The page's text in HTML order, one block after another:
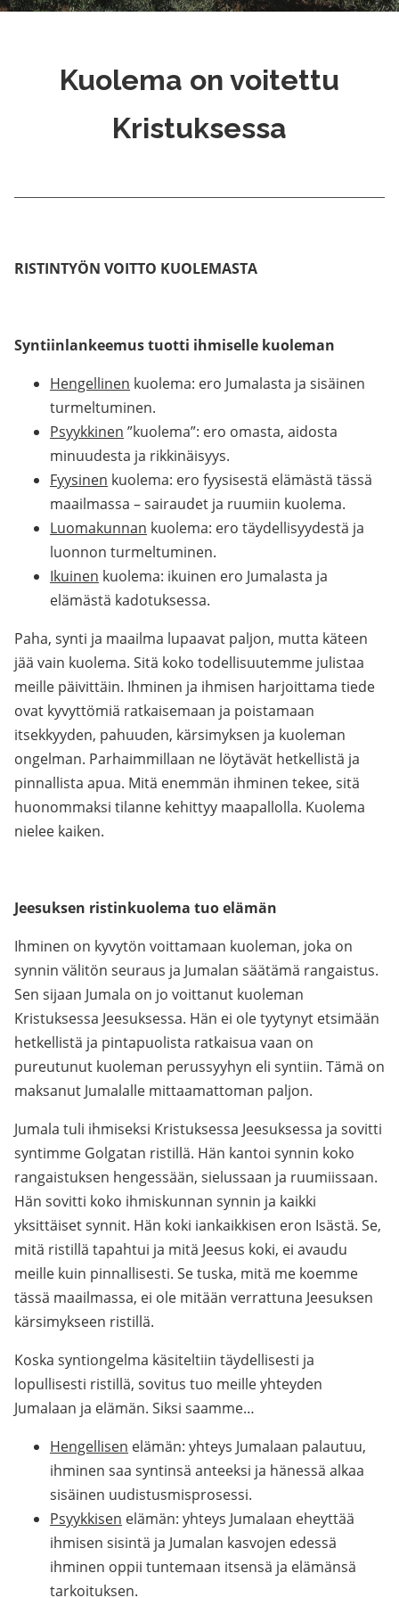
Kuolema on voitettu
Kristuksessa
RISTINTYÖN VOITTO KUOLEMASTA
Syntiinlankeemus tuotti ihmiselle kuoleman
Hengellinen kuolema: ero Jumalasta ja sisäinen
turmeltuminen.
Psyykkinen ”kuolema”: ero omasta, aidosta
minuudesta ja rikkinäisyys.
Fyysinen kuolema: ero fyysisestä elämästä tässä
maailmassa – sairaudet ja ruumiin kuolema.
Luomakunnan kuolema: ero täydellisyydestä ja
luonnon turmeltuminen.
Ikuinen kuolema: ikuinen ero Jumalasta ja
elämästä kadotuksessa.
Paha, synti ja maailma lupaavat paljon, mutta käteen
jää vain kuolema. Sitä koko todellisuutemme julistaa
meille päivittäin. Ihminen ja ihmisen harjoittama tiede
ovat kyvyttömiä ratkaisemaan ja poistamaan
itsekkyyden, pahuuden, kärsimyksen ja kuoleman
ongelman. Parhaimmillaan ne löytävät hetkellistä ja
pinnallista apua. Mitä enemmän ihminen tekee, sitä
huonommaksi tilanne kehittyy maapallolla. Kuolema
nielee kaiken.
Jeesuksen ristinkuolema tuo elämän
Ihminen on kyvytön voittamaan kuoleman, joka on
synnin välitön seuraus ja Jumalan säätämä rangaistus.
Sen sijaan Jumala on jo voittanut kuoleman
Kristuksessa Jeesuksessa. Hän ei ole tyytynyt etsimään
hetkellistä ja pintapuolista ratkaisua vaan on
pureutunut kuoleman perussyyhyn eli syntiin. Tämä on
maksanut Jumalalle mittaamattoman paljon.
Jumala tuli ihmiseksi Kristuksessa Jeesuksessa ja sovitti
syntimme Golgatan ristillä. Hän kantoi synnin koko
rangaistuksen hengessään, sielussaan ja ruumiissaan.
Hän sovitti koko ihmiskunnan synnin ja kaikki
yksittäiset synnit. Hän koki iankaikkisen eron Isästä. Se,
mitä ristillä tapahtui ja mitä Jeesus koki, ei avaudu
meille kuin pinnallisesti. Se tuska, mitä me koemme
tässä maailmassa, ei ole mitään verrattuna Jeesuksen
kärsimykseen ristillä.
Koska syntiongelma käsiteltiin täydellisesti ja
lopullisesti ristillä, sovitus tuo meille yhteyden
Jumalaan ja elämän. Siksi saamme…
Hengellisen elämän: yhteys Jumalaan palautuu,
ihminen saa syntinsä anteeksi ja hänessä alkaa
sisäinen uudistusmisprosessi.
Psyykkisen elämän: yhteys Jumalaan eheyttää
ihmisen sisintä ja Jumalan kasvojen edessä
ihminen oppii tuntemaan itsensä ja elämänsä
tarkoituksen.